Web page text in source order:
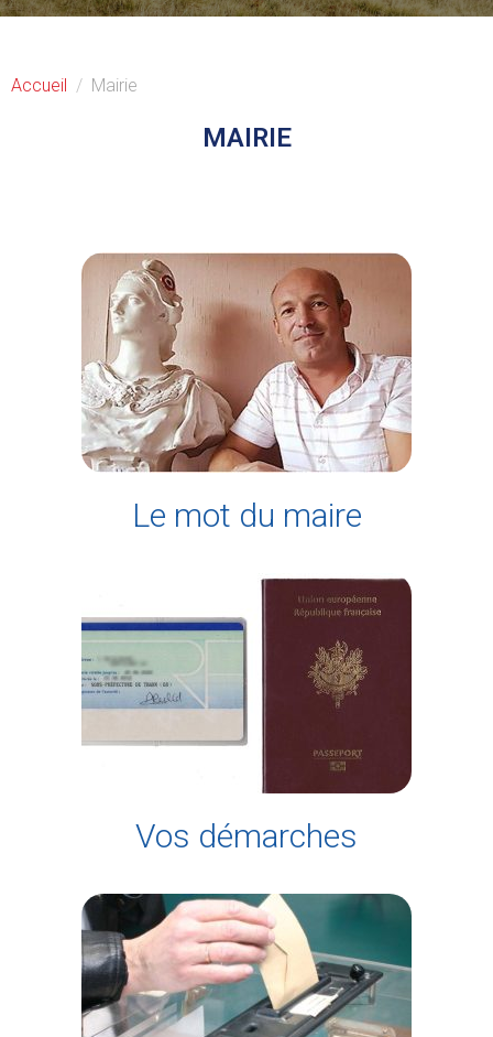
Accueil Mairie
MAIRIE
Le mot du maire
Vos démarches